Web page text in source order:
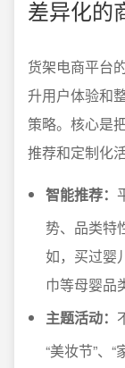
差异化的
货架电商平台
升用户体验和
策略。核心是
推荐和定制化
智能推荐：
势、品类特
如，买过婴
巾等母婴品
主题活动：
“美妆节”、